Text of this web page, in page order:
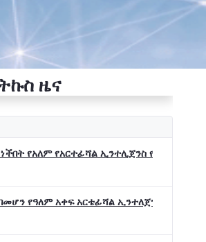
ዜና
የአለም የአርተፊሻል ኢንተሊጀንስ የትብብር
የዓለም አቀፍ አርቴፊሻል ኢንተለጀንስ ትብብር